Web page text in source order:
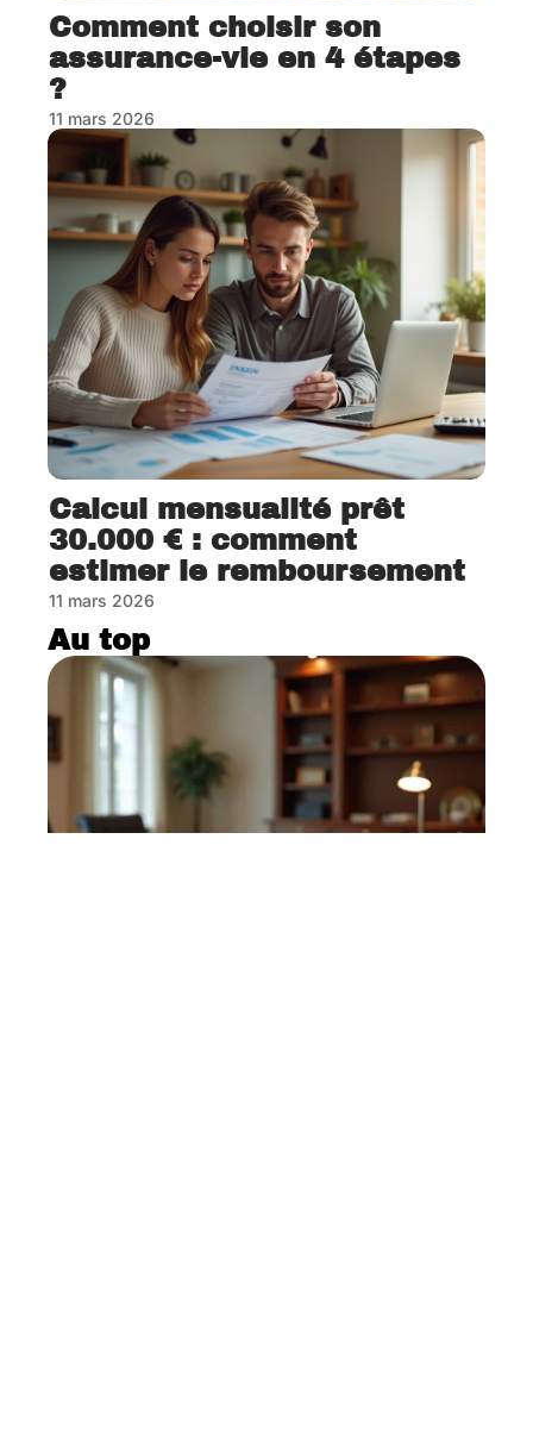
Comment choisir son
assurance-vie en 4 étapes
?
11 mars 2026
Calcul mensualité prêt
30.000 € : comment
estimer le remboursement
11 mars 2026
Au top